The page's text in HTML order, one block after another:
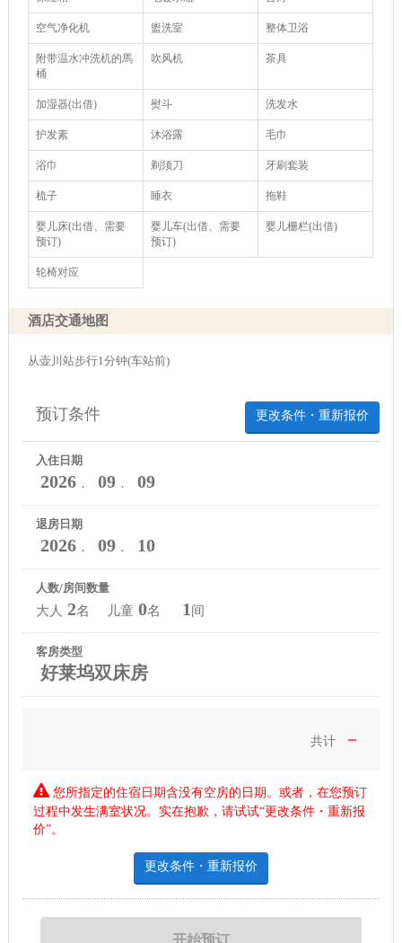
空气净化机 盥洗室 整体卫浴
附带温水冲洗机的馬
桶
吹风机 茶具
加湿器(出借) 熨斗 洗发水
护发素 沐浴露 毛巾
浴巾 剃须刀 牙刷套装
梳子 睡衣 拖鞋
婴儿床(出借、需要
预订)
婴儿车(出借、需要
预订)
婴儿栅栏(出借)
轮椅对应
酒店交通地图
从壶川站步行1分钟(车站前)
更改条件・重新报价
预订条件
入住日期
2026． 09． 09
退房日期
2026． 09． 10
人数/房间数量
大人 2名 儿童 0名 1 间
客房类型
好莱坞双床房
共计 －
您所指定的住宿日期含没有空房的日期。或者，在您预订
过程中发生满室状况。实在抱歉，请试试“更改条件・重新报
价”。
更改条件・重新报价